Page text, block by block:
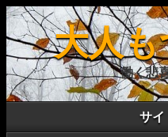
大人
働く悲
サイ